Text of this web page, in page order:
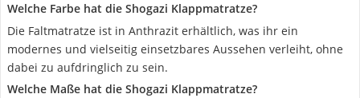
Welche Farbe hat die Shogazi Klappmatratze?
Die Faltmatratze ist in Anthrazit erhältlich, was ihr ein
modernes und vielseitig einsetzbares Aussehen verleiht, ohne
dabei zu aufdringlich zu sein.
Welche Maße hat die Shogazi Klappmatratze?